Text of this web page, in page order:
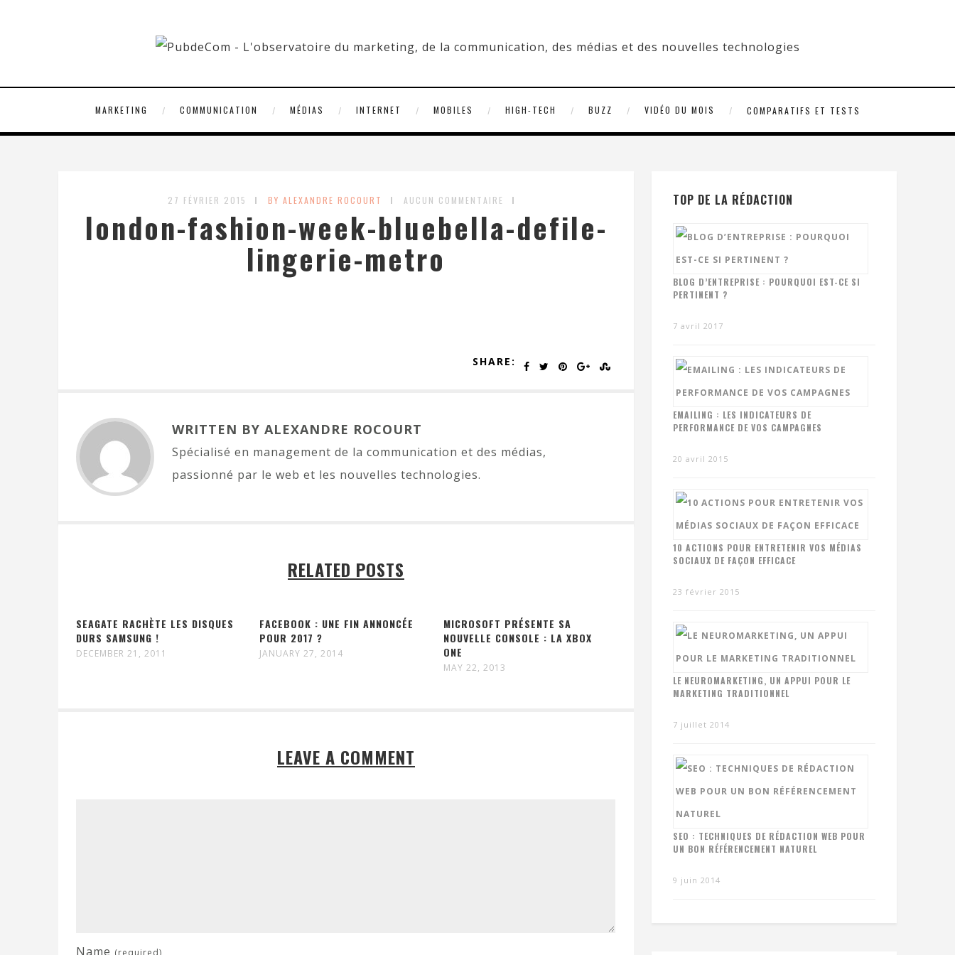
MARKETING COMMUNICATION MÉDIAS INTERNET MOBILES HIGH-TECH BUZZ VIDÉO DU MOIS COMPARATIFS ET TESTS
27 FÉVRIER 2015 BY ALEXANDRE ROCOURT AUCUN COMMENTAIRE
london-fashion-week-bluebella-defile-
lingerie-metro
SHARE:
WRITTEN BY ALEXANDRE ROCOURT
Spécialisé en management de la communication et des médias,
passionné par le web et les nouvelles technologies.
RELATED POSTS
SEAGATE RACHÈTE LES DISQUES
DURS SAMSUNG !
DECEMBER 21, 2011
FACEBOOK : UNE FIN ANNONCÉE
POUR 2017 ?
JANUARY 27, 2014
MICROSOFT PRÉSENTE SA
NOUVELLE CONSOLE : LA XBOX
ONE
MAY 22, 2013
LEAVE A COMMENT
Name (required)
TOP DE LA RÉDACTION
BLOG D’ENTREPRISE : POURQUOI EST-CE SI
PERTINENT ?
7 avril 2017
EMAILING : LES INDICATEURS DE
PERFORMANCE DE VOS CAMPAGNES
20 avril 2015
10 ACTIONS POUR ENTRETENIR VOS MÉDIAS
SOCIAUX DE FAÇON EFFICACE
23 février 2015
LE NEUROMARKETING, UN APPUI POUR LE
MARKETING TRADITIONNEL
7 juillet 2014
SEO : TECHNIQUES DE RÉDACTION WEB POUR
UN BON RÉFÉRENCEMENT NATUREL
9 juin 2014